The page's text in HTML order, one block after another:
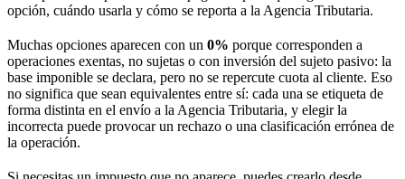
opción, cuándo usarla y cómo se reporta a la Agencia Tributaria.
Muchas opciones aparecen con un 0% porque corresponden a
operaciones exentas, no sujetas o con inversión del sujeto pasivo: la
base imponible se declara, pero no se repercute cuota al cliente. Eso
no significa que sean equivalentes entre sí: cada una se etiqueta de
forma distinta en el envío a la Agencia Tributaria, y elegir la
incorrecta puede provocar un rechazo o una clasificación errónea de
la operación.